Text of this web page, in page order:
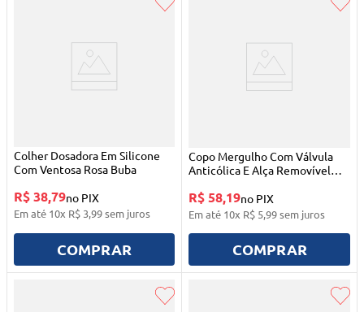
Colher Dosadora Em Silicone
Com Ventosa Rosa Buba
R$ 38,79no PIX
Em até 10x R$ 3,99sem juros
COMPRAR
Copo Mergulho Com Válvula
Anticólica E Alça Removível
R$ 58,19no PIX
Em até 10x R$ 5,99sem juros
COMPRAR